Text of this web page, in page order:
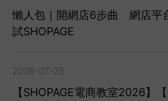
懶人包｜開網店6步曲 網店
試SHOPAGE
2026-07-25
【SHOPAGE電商教室2026】